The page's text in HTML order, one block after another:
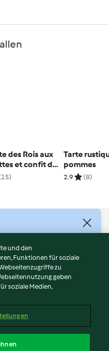
des Rois aux
et confit de
Tarte
pommes
2.9 (8)
und den
Funktionen für soziale
zu
geben
soziale Medien,